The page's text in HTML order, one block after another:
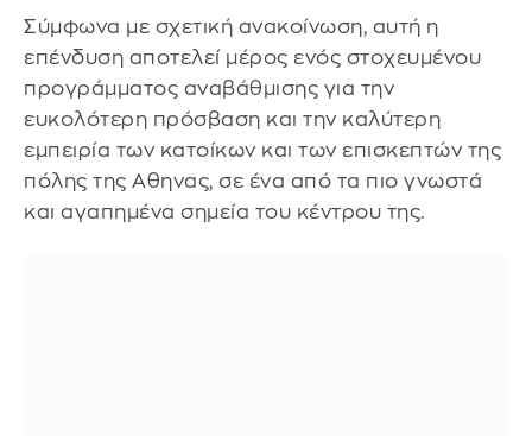
Σύμφωνα με σχετική ανακοίνωση, αυτή η
επένδυση αποτελεί μέρος ενός στοχευμένου
προγράμματος αναβάθμισης για την
ευκολότερη πρόσβαση και την καλύτερη
εμπειρία των κατοίκων και των επισκεπτών της
πόλης της Αθηνας, σε ένα από τα πιο γνωστά
και αγαπημένα σημεία του κέντρου της.